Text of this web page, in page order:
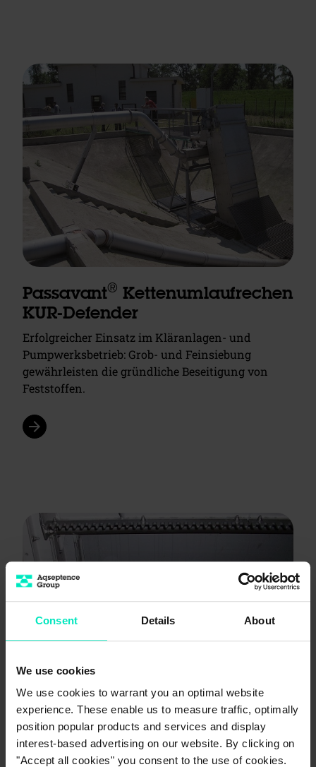
Consent Details About
We use cookies
We use cookies to warrant you an optimal website
experience. These enable us to measure traffic, optimally
position popular products and services and display
interest-based advertising on our website. By clicking on
"Accept all cookies" you consent to the use of cookies.
Passavant® Kettenumlaufrechen
KUR-Defender
Erfolgreicher Einsatz im Kläranlagen- und
Pumpwerksbetrieb: Grob- und Feinsiebung
gewährleisten die gründliche Beseitigung von
Feststoffen.
arrow_forward
Passavant
Kettenumlaufrechen
KUR-C / KUR-HD